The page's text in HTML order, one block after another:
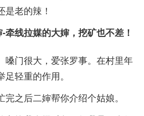
是老的辣！
牵线拉媒的大婶，挖矿也不差！
嗓门很大，爱张罗事。在村里年
轻重的作用。
完之后二婶帮你介绍个姑娘。